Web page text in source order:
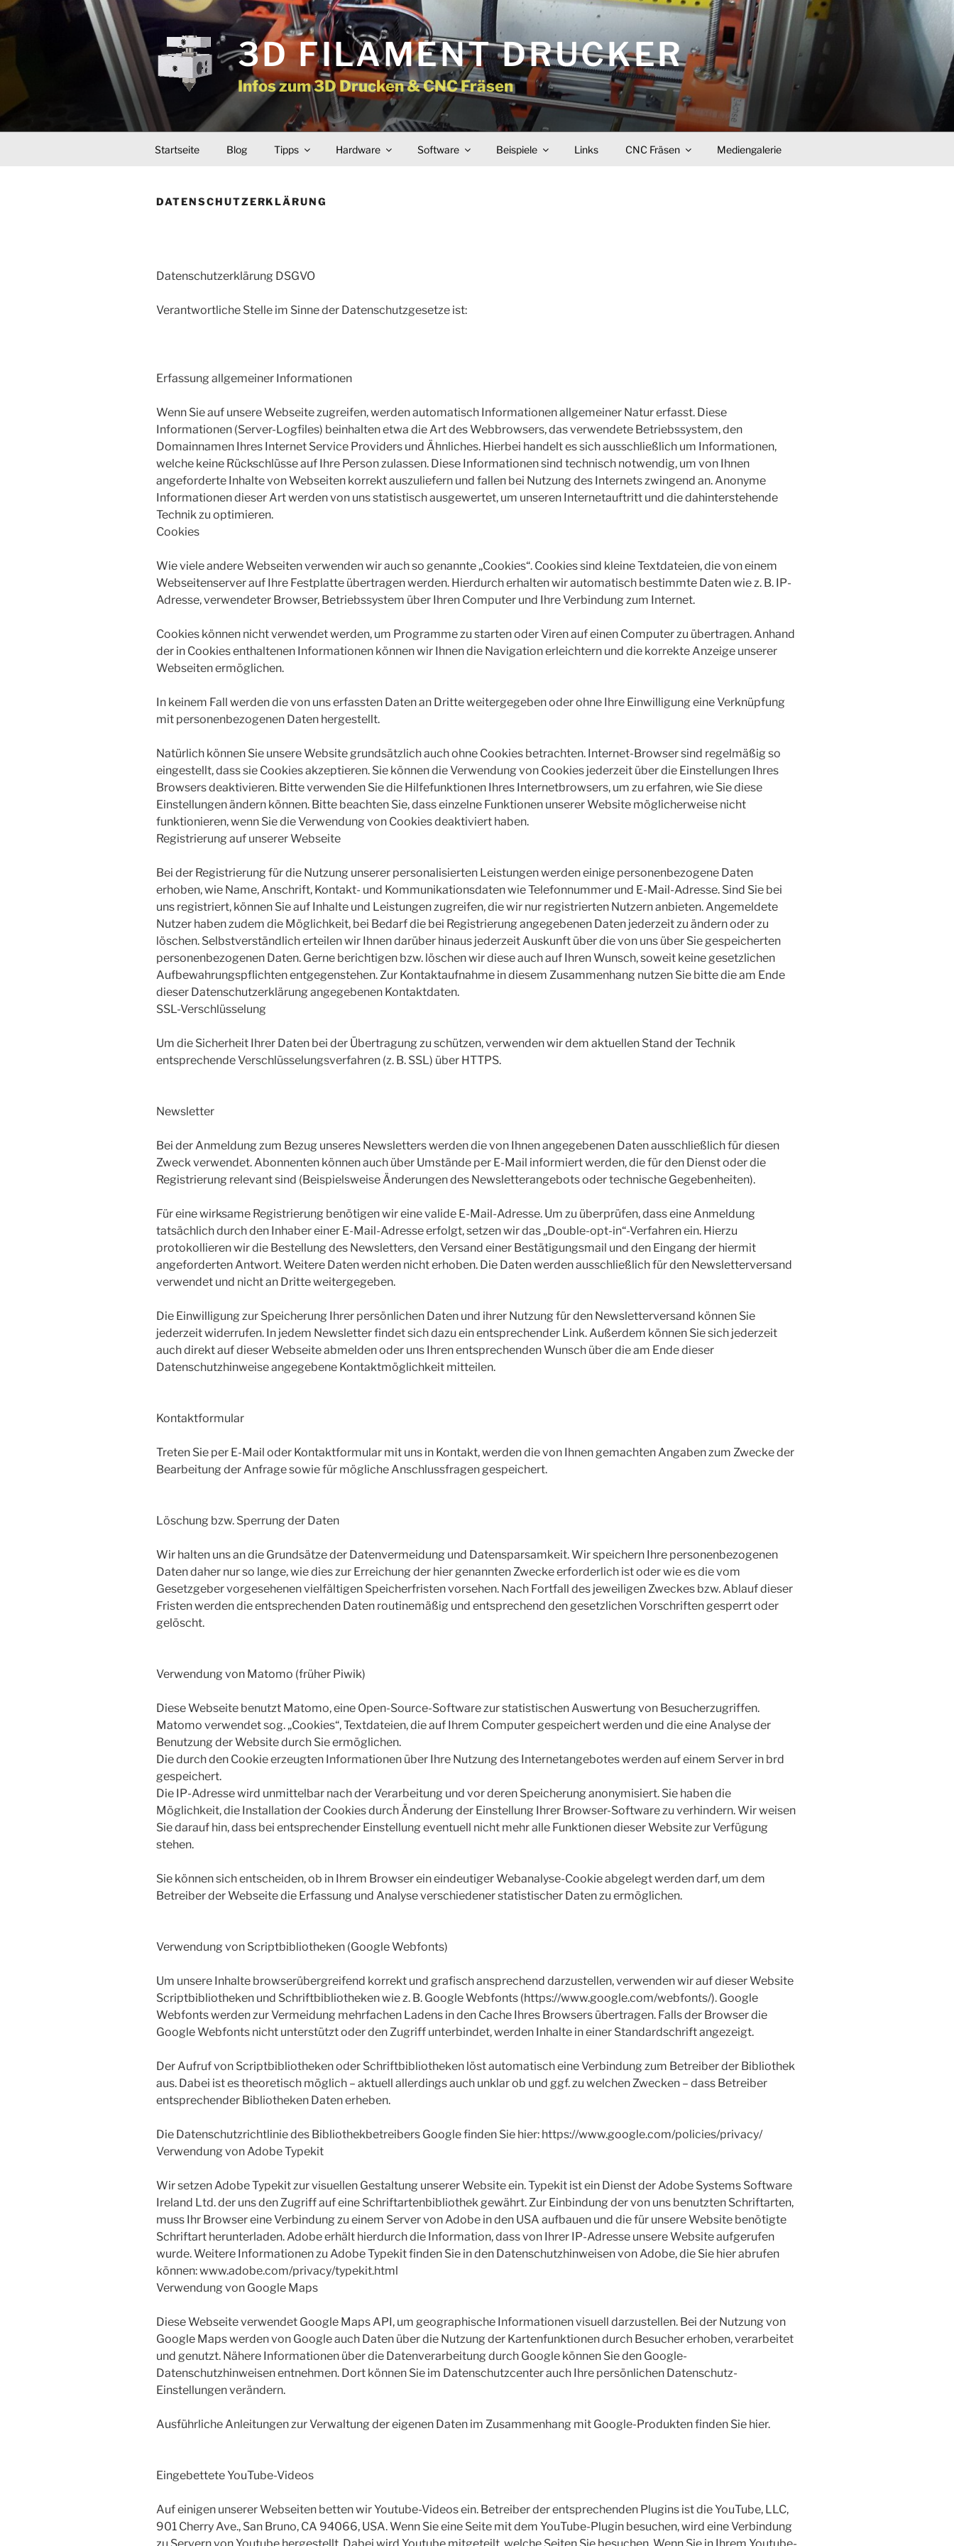
Zum
springen
3D FILAMENT DRUCKER
Infos zum 3D Drucken & CNC Fräsen
Startseite Blog Tipps Hardware Software Beispiele Links CNC Fräsen Mediengalerie
DATENSCHUTZERKLÄRUNG
Datenschutzerklärung DSGVO
Verantwortliche Stelle im Sinne der Datenschutzgesetze ist:
Erfassung allgemeiner Informationen
Wenn Sie auf unsere Webseite zugreifen, werden automatisch Informationen allgemeiner Natur erfasst. Diese
Informationen (Server-Logfiles) beinhalten etwa die Art des Webbrowsers, das verwendete Betriebssystem, den
Domainnamen Ihres Internet Service Providers und Ähnliches. Hierbei handelt es sich ausschließlich um Informationen,
welche keine Rückschlüsse auf Ihre Person zulassen. Diese Informationen sind technisch notwendig, um von Ihnen
angeforderte Inhalte von Webseiten korrekt auszuliefern und fallen bei Nutzung des Internets zwingend an. Anonyme
Informationen dieser Art werden von uns statistisch ausgewertet, um unseren Internetauftritt und die dahinterstehende
Technik zu optimieren.
Cookies
Wie viele andere Webseiten verwenden wir auch so genannte „Cookies“. Cookies sind kleine Textdateien, die von einem
Webseitenserver auf Ihre Festplatte übertragen werden. Hierdurch erhalten wir automatisch bestimmte Daten wie z. B. IP-
Adresse, verwendeter Browser, Betriebssystem über Ihren Computer und Ihre Verbindung zum Internet.
Cookies können nicht verwendet werden, um Programme zu starten oder Viren auf einen Computer zu übertragen. Anhand
der in Cookies enthaltenen Informationen können wir Ihnen die Navigation erleichtern und die korrekte Anzeige unserer
Webseiten ermöglichen.
In keinem Fall werden die von uns erfassten Daten an Dritte weitergegeben oder ohne Ihre Einwilligung eine Verknüpfung
mit personenbezogenen Daten hergestellt.
Natürlich können Sie unsere Website grundsätzlich auch ohne Cookies betrachten. Internet-Browser sind regelmäßig so
eingestellt, dass sie Cookies akzeptieren. Sie können die Verwendung von Cookies jederzeit über die Einstellungen Ihres
Browsers deaktivieren. Bitte verwenden Sie die Hilfefunktionen Ihres Internetbrowsers, um zu erfahren, wie Sie diese
Einstellungen ändern können. Bitte beachten Sie, dass einzelne Funktionen unserer Website möglicherweise nicht
funktionieren, wenn Sie die Verwendung von Cookies deaktiviert haben.
Registrierung auf unserer Webseite
Bei der Registrierung für die Nutzung unserer personalisierten Leistungen werden einige personenbezogene Daten
erhoben, wie Name, Anschrift, Kontakt- und Kommunikationsdaten wie Telefonnummer und E-Mail-Adresse. Sind Sie bei
uns registriert, können Sie auf Inhalte und Leistungen zugreifen, die wir nur registrierten Nutzern anbieten. Angemeldete
Nutzer haben zudem die Möglichkeit, bei Bedarf die bei Registrierung angegebenen Daten jederzeit zu ändern oder zu
löschen. Selbstverständlich erteilen wir Ihnen darüber hinaus jederzeit Auskunft über die von uns über Sie gespeicherten
personenbezogenen Daten. Gerne berichtigen bzw. löschen wir diese auch auf Ihren Wunsch, soweit keine gesetzlichen
Aufbewahrungspflichten entgegenstehen. Zur Kontaktaufnahme in diesem Zusammenhang nutzen Sie bitte die am Ende
dieser Datenschutzerklärung angegebenen Kontaktdaten.
SSL-Verschlüsselung
Um die Sicherheit Ihrer Daten bei der Übertragung zu schützen, verwenden wir dem aktuellen Stand der Technik
entsprechende Verschlüsselungsverfahren (z. B. SSL) über HTTPS.
Newsletter
Bei der Anmeldung zum Bezug unseres Newsletters werden die von Ihnen angegebenen Daten ausschließlich für diesen
Zweck verwendet. Abonnenten können auch über Umstände per E-Mail informiert werden, die für den Dienst oder die
Registrierung relevant sind (Beispielsweise Änderungen des Newsletterangebots oder technische Gegebenheiten).
Für eine wirksame Registrierung benötigen wir eine valide E-Mail-Adresse. Um zu überprüfen, dass eine Anmeldung
tatsächlich durch den Inhaber einer E-Mail-Adresse erfolgt, setzen wir das „Double-opt-in“-Verfahren ein. Hierzu
protokollieren wir die Bestellung des Newsletters, den Versand einer Bestätigungsmail und den Eingang der hiermit
angeforderten Antwort. Weitere Daten werden nicht erhoben. Die Daten werden ausschließlich für den Newsletterversand
verwendet und nicht an Dritte weitergegeben.
Die Einwilligung zur Speicherung Ihrer persönlichen Daten und ihrer Nutzung für den Newsletterversand können Sie
jederzeit widerrufen. In jedem Newsletter findet sich dazu ein entsprechender Link. Außerdem können Sie sich jederzeit
auch direkt auf dieser Webseite abmelden oder uns Ihren entsprechenden Wunsch über die am Ende dieser
Datenschutzhinweise angegebene Kontaktmöglichkeit mitteilen.
Kontaktformular
Treten Sie per E-Mail oder Kontaktformular mit uns in Kontakt, werden die von Ihnen gemachten Angaben zum Zwecke der
Bearbeitung der Anfrage sowie für mögliche Anschlussfragen gespeichert.
Löschung bzw. Sperrung der Daten
Wir halten uns an die Grundsätze der Datenvermeidung und Datensparsamkeit. Wir speichern Ihre personenbezogenen
Daten daher nur so lange, wie dies zur Erreichung der hier genannten Zwecke erforderlich ist oder wie es die vom
Gesetzgeber vorgesehenen vielfältigen Speicherfristen vorsehen. Nach Fortfall des jeweiligen Zweckes bzw. Ablauf dieser
Fristen werden die entsprechenden Daten routinemäßig und entsprechend den gesetzlichen Vorschriften gesperrt oder
gelöscht.
Verwendung von Matomo (früher Piwik)
Diese Webseite benutzt Matomo, eine Open-Source-Software zur statistischen Auswertung von Besucherzugriffen.
Matomo verwendet sog. „Cookies“, Textdateien, die auf Ihrem Computer gespeichert werden und die eine Analyse der
Benutzung der Website durch Sie ermöglichen.
Die durch den Cookie erzeugten Informationen über Ihre Nutzung des Internetangebotes werden auf einem Server in brd
gespeichert.
Die IP-Adresse wird unmittelbar nach der Verarbeitung und vor deren Speicherung anonymisiert. Sie haben die
Möglichkeit, die Installation der Cookies durch Änderung der Einstellung Ihrer Browser-Software zu verhindern. Wir weisen
Sie darauf hin, dass bei entsprechender Einstellung eventuell nicht mehr alle Funktionen dieser Website zur Verfügung
stehen.
Sie können sich entscheiden, ob in Ihrem Browser ein eindeutiger Webanalyse-Cookie abgelegt werden darf, um dem
Betreiber der Webseite die Erfassung und Analyse verschiedener statistischer Daten zu ermöglichen.
Verwendung von Scriptbibliotheken (Google Webfonts)
Um unsere Inhalte browserübergreifend korrekt und grafisch ansprechend darzustellen, verwenden wir auf dieser Website
Scriptbibliotheken und Schriftbibliotheken wie z. B. Google Webfonts (https://www.google.com/webfonts/). Google
Webfonts werden zur Vermeidung mehrfachen Ladens in den Cache Ihres Browsers übertragen. Falls der Browser die
Google Webfonts nicht unterstützt oder den Zugriff unterbindet, werden Inhalte in einer Standardschrift angezeigt.
Der Aufruf von Scriptbibliotheken oder Schriftbibliotheken löst automatisch eine Verbindung zum Betreiber der Bibliothek
aus. Dabei ist es theoretisch möglich – aktuell allerdings auch unklar ob und ggf. zu welchen Zwecken – dass Betreiber
entsprechender Bibliotheken Daten erheben.
Die Datenschutzrichtlinie des Bibliothekbetreibers Google finden Sie hier: https://www.google.com/policies/privacy/
Verwendung von Adobe Typekit
Wir setzen Adobe Typekit zur visuellen Gestaltung unserer Website ein. Typekit ist ein Dienst der Adobe Systems Software
Ireland Ltd. der uns den Zugriff auf eine Schriftartenbibliothek gewährt. Zur Einbindung der von uns benutzten Schriftarten,
muss Ihr Browser eine Verbindung zu einem Server von Adobe in den USA aufbauen und die für unsere Website benötigte
Schriftart herunterladen. Adobe erhält hierdurch die Information, dass von Ihrer IP-Adresse unsere Website aufgerufen
wurde. Weitere Informationen zu Adobe Typekit finden Sie in den Datenschutzhinweisen von Adobe, die Sie hier abrufen
können: www.adobe.com/privacy/typekit.html
Verwendung von Google Maps
Diese Webseite verwendet Google Maps API, um geographische Informationen visuell darzustellen. Bei der Nutzung von
Google Maps werden von Google auch Daten über die Nutzung der Kartenfunktionen durch Besucher erhoben, verarbeitet
und genutzt. Nähere Informationen über die Datenverarbeitung durch Google können Sie den Google-
Datenschutzhinweisen entnehmen. Dort können Sie im Datenschutzcenter auch Ihre persönlichen Datenschutz-
Einstellungen verändern.
Ausführliche Anleitungen zur Verwaltung der eigenen Daten im Zusammenhang mit Google-Produkten finden Sie hier.
Eingebettete YouTube-Videos
Auf einigen unserer Webseiten betten wir Youtube-Videos ein. Betreiber der entsprechenden Plugins ist die YouTube, LLC,
901 Cherry Ave., San Bruno, CA 94066, USA. Wenn Sie eine Seite mit dem YouTube-Plugin besuchen, wird eine Verbindung
zu Servern von Youtube hergestellt. Dabei wird Youtube mitgeteilt, welche Seiten Sie besuchen. Wenn Sie in Ihrem Youtube-